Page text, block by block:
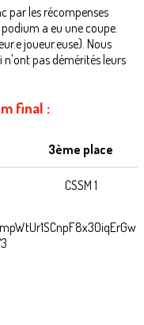
par les récompenses
a eu une coupe.
joueur.euse). Nous
n'ont pas démérités leurs
final :
3ème place
CSSM 1